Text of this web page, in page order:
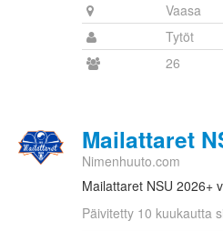
Vaasa
Tytöt
26
Mailattaret
Nimenhuuto.com
Mailattaret NSU 2026+
Päivitetty 10 kuukautta